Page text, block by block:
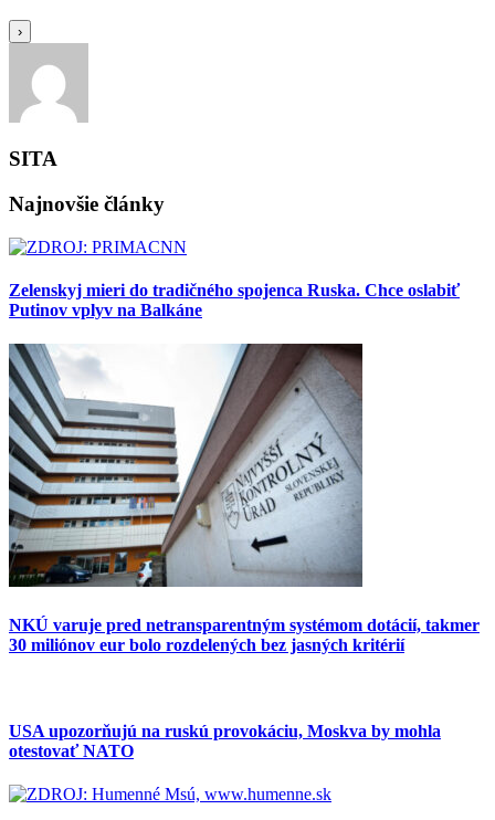
›
SITA
Najnovšie články
Zelenskyj mieri do tradičného spojenca Ruska. Chce oslabiť
Putinov vplyv na Balkáne
NKÚ varuje pred netransparentným systémom dotácií, takmer
30 miliónov eur bolo rozdelených bez jasných kritérií
USA upozorňujú na ruskú provokáciu, Moskva by mohla
otestovať NATO